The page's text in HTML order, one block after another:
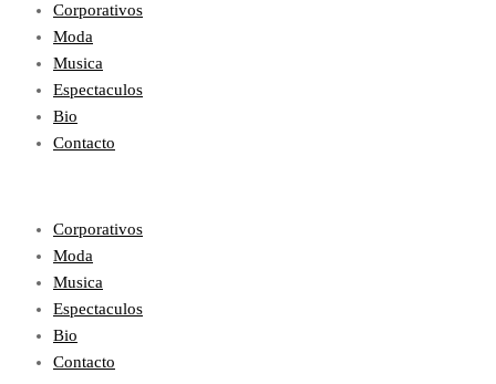
Corporativos
Moda
Musica
Espectaculos
Bio
Contacto
Corporativos
Moda
Musica
Espectaculos
Bio
Contacto